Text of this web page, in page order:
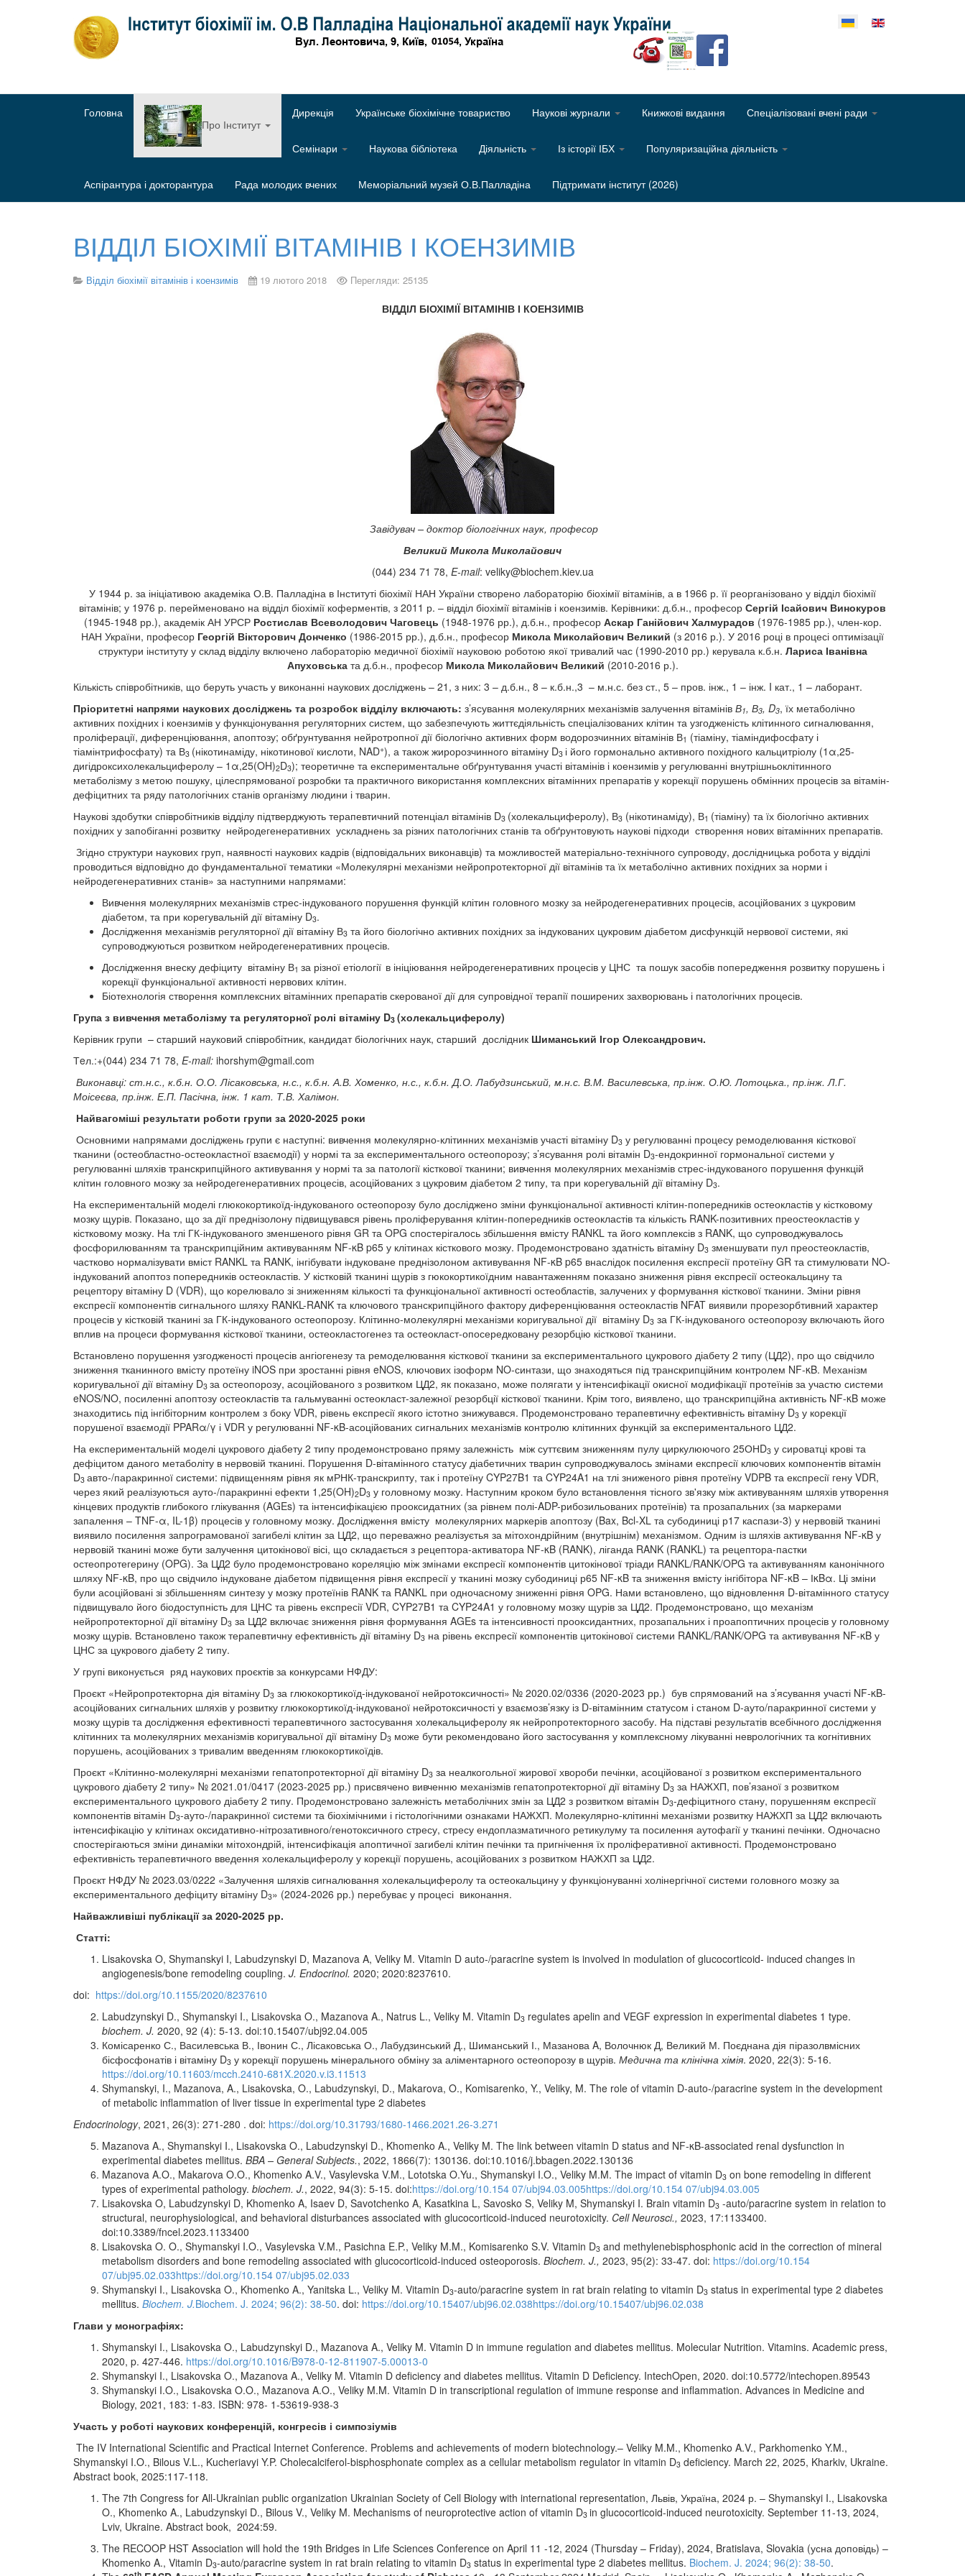
Оберіть свою мову
Головна
Про Інститут
Дирекція Українське біохімічне товариство Наукові журнали Книжкові видання Спеціалізовані вчені ради
Семінари Наукова бібліотека Діяльність Із історії ІБХ Популяризаційна діяльність
Аспірантура і докторантура Рада молодих вчених Меморіальний музей О.В.Палладіна Підтримати інститут (2026)
ВІДДІЛ БІОХІМІЇ ВІТАМІНІВ І КОЕНЗИМІВ
Відділ біохімії вітамінів і коензимів 19 лютого 2018 Перегляди: 25135
ВІДДІЛ БІОХІМІЇ ВІТАМІНІВ І КОЕНЗИМІВ
Завідувач – доктор біологічних наук, професор
Великий Микола Миколайович
(044) 234 71 78, E-mail: veliky@biochem.kiev.ua
У 1944 р. за ініціативою академіка О.В. Палладіна в Інституті біохімії НАН України створено лабораторію біохімії вітамінів, а в 1966 р. її реорганізовано у відділ біохімії
вітамінів; у 1976 р. перейменовано на відділ біохімії коферментів, з 2011 р. – відділ біохімії вітамінів і коензимів. Керівники: д.б.н., професор Сергій Ісайович Винокуров
(1945-1948 рр.), академік АН УРСР Ростислав Всеволодович Чаговець (1948-1976 рр.), д.б.н., професор Аскар Ганійович Халмурадов (1976-1985 рр.), член-кор.
НАН України, професор Георгій Вікторович Донченко (1986-2015 рр.), д.б.н., професор Микола Миколайович Великий (з 2016 р.). У 2016 році в процесі оптимізації
структури інституту у склад відділу включено лабораторію медичної біохімії науковою роботою якої тривалий час (1990-2010 рр.) керувала к.б.н. Лариса Іванівна
Апуховськата д.б.н., професор Микола Миколайович Великий (2010-2016 р.).
Кількість співробітників, що беруть участь у виконанні наукових досліджень – 21, з них: 3 – д.б.н., 8 – к.б.н.,3 – м.н.с. без ст., 5 – пров. інж., 1 – інж. I кат., 1 – лаборант.
Пріоритетні напрями наукових досліджень та розробок відділу включають: з’ясування молекулярних механізмів залучення вітамінів В1, В3, D3, їх метаболічно
активних похідних і коензимів у функціонування регуляторних систем, що забезпечують життєдіяльність спеціалізованих клітин та узгодженість клітинного сигналювання,
проліферації, диференціювання, апоптозу; обґрунтування нейротропної дії біологічно активних форм водорозчинних вітамінів В1 (тіаміну, тіаміндифосфату і
тіамінтрифосфату) та В3 (нікотинаміду, нікотинової кислоти, NAD+), а також жиророзчинного вітаміну D3 і його гормонально активного похідного кальцитріолу (1α,25-
дигідроксихолекальциферолу – 1α,25(OH)2D3); теоретичне та експериментальне обґрунтування участі вітамінів і коензимів у регулюванні внутрішньоклітинного
метаболізму з метою пошуку, цілеспрямованої розробки та практичного використання комплексних вітамінних препаратів у корекції порушень обмінних процесів за вітамін-
дефіцитних та ряду патологічних станів організму людини і тварин.
Наукові здобутки співробітників відділу підтверджують терапевтичний потенціал вітамінів D3 (холекальциферолу), В3 (нікотинаміду), В1 (тіаміну) та їх біологічно активних
похідних у запобіганні розвитку нейродегенеративних ускладнень за різних патологічних станів та обґрунтовують наукові підходи створення нових вітамінних препаратів.
Згідно структури наукових груп, наявності наукових кадрів (відповідальних виконавців) та можливостей матеріально-технічного супроводу, дослідницька робота у відділі
проводиться відповідно до фундаментальної тематики «Молекулярні механізми нейропротекторної дії вітамінів та їх метаболічно активних похідних за норми і
нейродегенеративних станів» за наступними напрямами:
Вивчення молекулярних механізмів стрес-індукованого порушення функцій клітин головного мозку за нейродегенеративних процесів, асоційованих з цукровим
діабетом, та при корегувальній дії вітаміну D3.
Дослідження механізмів регуляторної дії вітаміну В3 та його біологічно активних похідних за індукованих цукровим діабетом дисфункцій нервової системи, які
супроводжуються розвитком нейродегенеративних процесів.
Дослідження внеску дефіциту вітаміну В1 за різної етіології в ініціювання нейродегенеративних процесів у ЦНС та пошук засобів попередження розвитку порушень і
корекції функціональної активності нервових клітин.
Біотехнологія створення комплексних вітамінних препаратів скерованої дії для супровідної терапії поширених захворювань і патологічних процесів.
Група з вивчення метаболізму та регуляторної ролі вітаміну D3 (холекальциферолу)
Керівник групи – старший науковий співробітник, кандидат біологічних наук, старший дослідник Шиманський Ігор Олександрович.
Тeл.:+(044) 234 71 78, E-mail: ihorshym@gmail.com
Виконавці: ст.н.с., к.б.н. О.О. Лісаковська, н.с., к.б.н. А.В. Хоменко, н.с., к.б.н. Д.О. Лабудзинський, м.н.с. В.М. Василевська, пр.інж. О.Ю. Лотоцька., пр.інж. Л.Г.
Моісеєва, пр.інж. Е.П. Пасічна, інж. 1 кат. Т.В. Халімон.
Найвагоміші результати роботи групи за 2020-2025 роки
Основними напрямами досліджень групи є наступні: вивчення молекулярно-клітинних механізмів участі вітаміну D3 у регулюванні процесу ремоделювання кісткової
тканини (остеобластно-остеокластної взаємодії) у нормі та за експериментального остеопорозу; з’ясування ролі вітамін D3-ендокринної гормональної системи у
регулюванні шляхів транскрипційного активування у нормі та за патології кісткової тканини; вивчення молекулярних механізмів стрес-індукованого порушення функцій
клітин головного мозку за нейродегенеративних процесів, асоційованих з цукровим діабетом 2 типу, та при корегувальній дії вітаміну D3.
На експериментальній моделі глюкокортикоїд-індукованого остеопорозу було досліджено зміни функціональної активності клітин-попередників остеокластів у кістковому
мозку щурів. Показано, що за дії преднізолону підвищувався рівень проліферування клітин-попередників остеокластів та кількість RANK-позитивних преостеокластів у
кістковому мозку. На тлі ГК-індукованого зменшеного рівня GR та OPG спостерігалось збільшення вмісту RANKL та його комплексів з RANK, що супроводжувалось
фосфорилюванням та транскрипційним активуванням NF-κB p65 у клітинах кісткового мозку. Продемонстровано здатність вітаміну D3 зменшувати пул преостеокластів,
частково нормалізувати вміст RANKL та RANK, інгібувати індуковане преднізолоном активування NF-κB p65 внаслідок посилення експресії протеїну GR та стимулювати NO-
індукований апоптоз попередників остеокластів. У кістковій тканині щурів з гюкокортикоїдним навантаженням показано зниження рівня експресії остеокальцину та
рецептору вітаміну D (VDR), що корелювало зі зниженням кількості та функціональної активності остеобластів, залучених у формування кісткової тканини. Зміни рівня
експресії компонентів сигнального шляху RANKL-RANK та ключового транскрипційного фактору диференціювання остеокластів NFAT виявили прорезорбтивний характер
процесів у кістковій тканині за ГК-індукованого остеопорозу. Клітинно-молекулярні механізми коригувальної дії вітаміну D3 за ГК-індукованого остеопорозу включають його
вплив на процеси формування кісткової тканини, остеокластогенез та остеокласт-опосередковану резорбцію кісткової тканини.
Встановлено порушення узгодженості процесів ангіогенезу та ремоделювання кісткової тканини за експериментального цукрового діабету 2 типу (ЦД2), про що свідчило
зниження тканинного вмісту протеїну iNOS при зростанні рівня eNOS, ключових ізоформ NO-синтази, що знаходяться під транскрипційним контролем NF-κB. Механізм
коригувальної дії вітаміну D3 за остеопорозу, асоційованого з розвитком ЦД2, як показано, може полягати у інтенсифікації окисної модифікації протеїнів за участю системи
eNOS/NO, посиленні апоптозу остеокластів та гальмуванні остеокласт-залежної резорбції кісткової тканини. Крім того, виявлено, що транскрипційна активність NF-κB може
знаходитись під інгібіторним контролем з боку VDR, рівень експресії якого істотно знижувався. Продемонстровано терапевтичну ефективність вітаміну D3 у корекції
порушеної взаємодії PPARα/γ і VDR у регулюванні NF-κB-асоційованих сигнальних механізмів контролю клітинних функцій за експериментального ЦД2.
На експериментальній моделі цукрового діабету 2 типу продемонстровано пряму залежність між суттєвим зниженням пулу циркулюючого 25ОНD3 у сироватці крові та
дефіцитом даного метаболіту в нервовій тканині. Порушення D-вітамінного статусу діабетичних тварин супроводжувалось змінами експресії ключових компонентів вітамін
D3 авто-/паракринної системи: підвищенням рівня як мРНК-транскрипту, так і протеїну CYP27B1 та CYP24A1 на тлі зниженого рівня протеїну VDPB та експресії гену VDR,
через який реалізуються ауто-/паракринні ефекти 1,25(OH)2D3 у головному мозку. Наступним кроком було встановлення тісного зв'язку між активуванням шляхів утворення
кінцевих продуктів глибокого глікування (AGEs) та інтенсифікацією прооксидатних (за рівнем полі-ADP-рибозильованих протеїнів) та прозапальних (за маркерами
запалення – TNF-α, IL-1β) процесів у головному мозку. Дослідження вмісту молекулярних маркерів апоптозу (Bax, Bcl-XL та субодиниці р17 каспази-3) у нервовій тканині
виявило посилення запрограмованої загибелі клітин за ЦД2, що переважно реалізуєтья за мітохондрійним (внутрішнім) механізмом. Одним із шляхів активування NF-κB у
нервовій тканині може бути залучення цитокінової вісі, що складається з рецептора-активатора NF-κB (RANK), ліганда RANK (RANKL) та рецептора-пастки
остеопротегерину (OPG). За ЦД2 було продемонстровано кореляцію між змінами експресії компонентів цитокінової тріади RANKL/RANK/OPG та активуванням канонічного
шляху NF-κB, про що свідчило індуковане діабетом підвищення рівня експресії у тканині мозку субодиниці р65 NF-κB та зниження вмісту інгібітора NF-κB – ІκBα. Ці зміни
були асоційовані зі збільшенням синтезу у мозку протеїнів RANK та RANKL при одночасному зниженні рівня OPG. Нами встановлено, що відновлення D-вітамінного статусу
підвищувало його біодоступність для ЦНС та рівень експресії VDR, CYP27B1 та CYP24A1 у головному мозку щурів за ЦД2. Продемонстровано, що механізм
нейропротекторної дії вітаміну D3 за ЦД2 включає зниження рівня формування AGEs та інтенсивності прооксидантних, прозапальних і проапоптичних процесів у головному
мозку щурів. Встановлено також терапевтичну ефективність дії вітаміну D3 на рівень експресії компонентів цитокінової системи RANKL/RANK/OPG та активування NF-κB у
ЦНС за цукрового діабету 2 типу.
У групі виконується ряд наукових проєктів за конкурсами НФДУ:
Проєкт «Нейропротекторна дія вітаміну D3 за глюкокортикоїд-індукованої нейротоксичності» № 2020.02/0336 (2020-2023 рр.) був спрямований на з’ясування участі NF-κB-
асоційованих сигнальних шляхів у розвитку глюкокортикоїд-індукованої нейротоксичності у взаємозв’язку із D-вітамінним статусом і станом D-ауто/паракринної системи у
мозку щурів та дослідження ефективності терапевтичного застосування холекальциферолу як нейропротекторного засобу. На підставі результатів всебічного дослідження
клітинних та молекулярних механізмів коригувальної дії вітаміну D3 може бути рекомендовано його застосування у комплексному лікуванні неврологічних та когнітивних
порушень, асоційованих з тривалим введенням глюкокортикоїдів.
Проєкт «Клітинно-молекулярні механізми гепатопротекторної дії вітаміну D3 за неалкогольної жирової хвороби печінки, асоційованої з розвитком експериментального
цукрового діабету 2 типу» № 2021.01/0417 (2023-2025 рр.) присвячено вивченню механізмів гепатопротекторної дії вітаміну D3 за НАЖХП, пов’язаної з розвитком
експериментального цукрового діабету 2 типу. Продемонстровано залежність метаболічних змін за ЦД2 з розвитком вітамін D3-дефіцитного стану, порушенням експресії
компонентів вітамін D3-ауто-/паракринної системи та біохімічними і гістологічними ознаками НАЖХП. Молекулярно-клітинні механізми розвитку НАЖХП за ЦД2 включають
інтенсифікацію у клітинах оксидативно-нітрозативного/генотоксичного стресу, стресу ендоплазматичного ретикулуму та посилення аутофагії у тканині печінки. Одночасно
спостерігаються зміни динаміки мітохондрій, інтенсифікація апоптичної загибелі клітин печінки та пригнічення їх проліферативної активності. Продемонстровано
ефективність терапевтичного введення холекальциферолу у корекції порушень, асоційованих з розвитком НАЖХП за ЦД2.
Проєкт НФДУ № 2023.03/0222 «Залучення шляхів сигналювання холекальциферолу та остеокальцину у функціонуванні холінергічної системи головного мозку за
експериментального дефіциту вітаміну D3» (2024-2026 рр.) перебуває у процесі виконання.
Найважливіші публікації за 2020-2025 рр.
Статті:
Lisakovska O, Shymanskyi I, Labudzynskyi D, Mazanova A, Veliky M. Vitamin D auto-/paracrine system is involved in modulation of glucocorticoid- induced changes in
angiogenesis/bone remodeling coupling. J. Endocrinol. 2020; 2020:8237610.
doi: https://doi.org/10.1155/2020/8237610
Labudzynskyi D., Shymanskyi I., Lisakovska O., Mazanova A., Natrus L., Veliky M. Vitamin D3 regulates apelin and VEGF expression in experimental diabetes 1 type.
biochem. J. 2020, 92 (4): 5-13. doi:10.15407/ubj92.04.005
Комісаренко С., Василевська В., Івонин С., Лісаковська О., Лабудзинський Д., Шиманський І., Мазанова A, Волочнюк Д, Великий М. Поєднана дія піразолвмісних
бісфосфонатів і вітаміну D3 у корекції порушень мінерального обміну за аліментарного остеопорозу в щурів. Медична та клінічна хімія. 2020, 22(3): 5-16.
https://doi.org/10.11603/mcch.2410-681X.2020.v.i3.11513
Shymanskyi, I., Mazanova, A., Lisakovska, O., Labudzynskyi, D., Makarova, O., Komisarenko, Y., Veliky, M. The role of vitamin D‑auto‑/paracrine system in the development
of metabolic inflammation of liver tissue in experimental type 2 diabetes
Endocrinology, 2021, 26(3): 271-280 . doi: https://doi.org/10.31793/1680-1466.2021.26-3.271
Mazanova A., Shymanskyi I., Lisakovska O., Labudzynskyi D., Khomenko A., Veliky M. The link between vitamin D status and NF-κB-associated renal dysfunction in
experimental diabetes mellitus. BBA – General Subjects., 2022, 1866(7): 130136. doi:10.1016/j.bbagen.2022.130136
Mazanova A.O., Makarova O.O., Khomenko A.V., Vasylevska V.M., Lototska O.Yu., Shymanskyi I.O., Veliky M.M. The impact of vitamin D3 on bone remodeling in different
types of experimental pathology. biochem. J., 2022, 94(3): 5-15. doi:https://doi.org/10.154 07/ubj94.03.005https://doi.org/10.154 07/ubj94.03.005
Lisakovska O, Labudzynskyi D, Khomenko A, Isaev D, Savotchenko A, Kasatkina L, Savosko S, Veliky M, Shymanskyi I. Brain vitamin D3 -auto/paracrine system in relation to
structural, neurophysiological, and behavioral disturbances associated with glucocorticoid-induced neurotoxicity. Cell Neurosci., 2023, 17:1133400.
doi:10.3389/fncel.2023.1133400
Lisakovska O. O., Shymanskyi I.O., Vasylevska V.M., Pasichna E.P., Veliky M.M., Komisarenko S.V. Vitamin D3 and methylenebisphosphonic acid in the correction of mineral
metabolism disorders and bone remodeling associated with glucocorticoid-induced osteoporosis. Biochem. J., 2023, 95(2): 33-47. doi: https://doi.org/10.154
07/ubj95.02.033https://doi.org/10.154 07/ubj95.02.033
Shymanskyi I., Lisakovska O., Khomenko A., Yanitska L., Veliky M. Vitamin D3-auto/paracrine system in rat brain relating to vitamin D3 status in experimental type 2 diabetes
mellitus. Biochem. J.Biochem. J. 2024; 96(2): 38-50. doi: https://doi.org/10.15407/ubj96.02.038https://doi.org/10.15407/ubj96.02.038
Глави у монографіях:
Shymanskyi I., Lisakovska O., Labudzynskyi D., Mazanova A., Veliky M. Vitamin D in immune regulation and diabetes mellitus. Molecular Nutrition. Vitamins. Academic press,
2020, p. 427-446. https://doi.org/10.1016/B978-0-12-811907-5.00013-0
Shymanskyi I., Lisakovska O., Mazanova A., Veliky M. Vitamin D deficiency and diabetes mellitus. Vitamin D Deficiency. IntechOpen, 2020. doi:10.5772/intechopen.89543
Shymanskyi I.O., Lisakovska O.O., Mazanova A.O., Veliky M.M. Vitamin D in transcriptional regulation of immune response and inflammation. Advances in Medicine and
Biology, 2021, 183: 1-83. ISBN: 978- 1-53619-938-3
Участь у роботі наукових конференцій, конгресів і симпозіумів
The IV International Scientific and Practical Internet Conference. Problems and achievements of modern biotechnology.– Veliky M.M., Khomenko A.V., Parkhomenko Y.M.,
Shymanskyi I.O., Bilous V.L., Kucheriavyi Y.P. Cholecalciferol-bisphosphonate complex as a cellular metabolism regulator in vitamin D3 deficiency. March 22, 2025, Kharkiv, Ukraine.
Abstract book, 2025:117-118.
The 7th Congress for All-Ukrainian public organization Ukrainian Society of Cell Biology with international representation, Львів, Україна, 2024 р. – Shymanskyi I., Lisakovska
O., Khomenko A., Labudzynskyi D., Bilous V., Veliky M. Mechanisms of neuroprotective action of vitamin D3 in glucocorticoid-induced neurotoxicity. September 11-13, 2024,
Lviv, Ukraine. Abstract book, 2024:59.
The RECOOP HST Association will hold the 19th Bridges in Life Sciences Conference on April 11 -12, 2024 (Thursday – Friday), 2024, Bratislava, Slovakia (усна доповідь) –
Khomenko A., Vitamin D3-auto/paracrine system in rat brain relating to vitamin D3 status in experimental type 2 diabetes mellitus. Biochem. J. 2024; 96(2): 38-50.